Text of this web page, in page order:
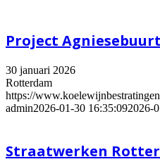
Project Agniesebuurt
30 januari 2026
Rotterdam
https://
admin2026-01-30 16:35:092026-
Straatwerken